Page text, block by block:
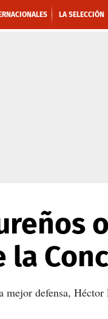
LA SELECCIÓN
la
mejor defensa,